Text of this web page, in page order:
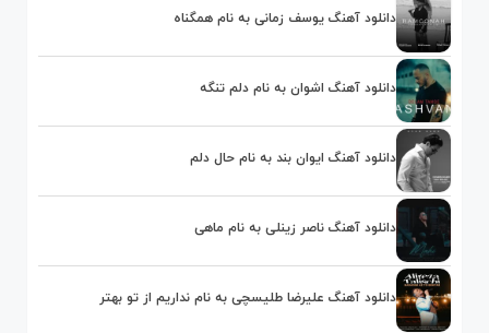
دانلود آهنگ یوسف زمانی به نام همگناه
دانلود آهنگ اشوان به نام دلم تنگه
دانلود آهنگ ایوان بند به نام حال دلم
دانلود آهنگ ناصر زینلی به نام ماهی
دانلود آهنگ علیرضا طلیسچی به نام نداریم از تو بهتر